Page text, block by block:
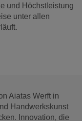
und Höchstleistung
unter allen
Aiatas Werft in
Handwerkskunst
Innovation, die